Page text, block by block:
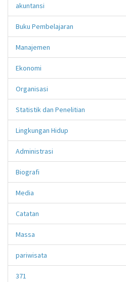
akuntansi
Buku Pembelajaran
Manajemen
Ekonomi
Organisasi
Statistik dan Penelitian
Lingkungan Hidup
Administrasi
Biografi
Media
Catatan
Massa
pariwisata
371